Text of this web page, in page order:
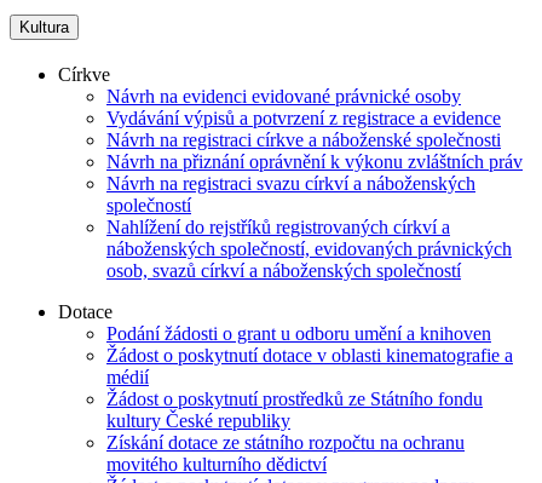
Kultura
Církve
Návrh na evidenci evidované právnické osoby
Vydávání výpisů a potvrzení z registrace a evidence
Návrh na registraci církve a náboženské společnosti
Návrh na přiznání oprávnění k výkonu zvláštních práv
Návrh na registraci svazu církví a náboženských
společností
Nahlížení do rejstříků registrovaných církví a
náboženských společností, evidovaných právnických
osob, svazů církví a náboženských společností
Dotace
Podání žádosti o grant u odboru umění a knihoven
Žádost o poskytnutí dotace v oblasti kinematografie a
médií
Žádost o poskytnutí prostředků ze Státního fondu
kultury České republiky
Získání dotace ze státního rozpočtu na ochranu
movitého kulturního dědictví